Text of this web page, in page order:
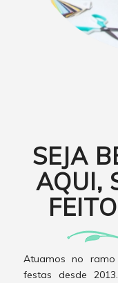
SEJA
AQUI,
Atuamos no
festas desde